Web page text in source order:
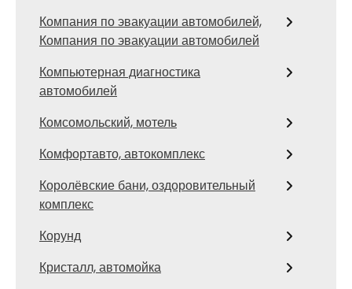
Компания по эвакуации автомобилей,
Компания по эвакуации автомобилей
Компьютерная диагностика
автомобилей
Комсомольский, мотель
Комфортавто, автокомплекс
Королёвские бани, оздоровительный
комплекс
Корунд
Кристалл, автомойка